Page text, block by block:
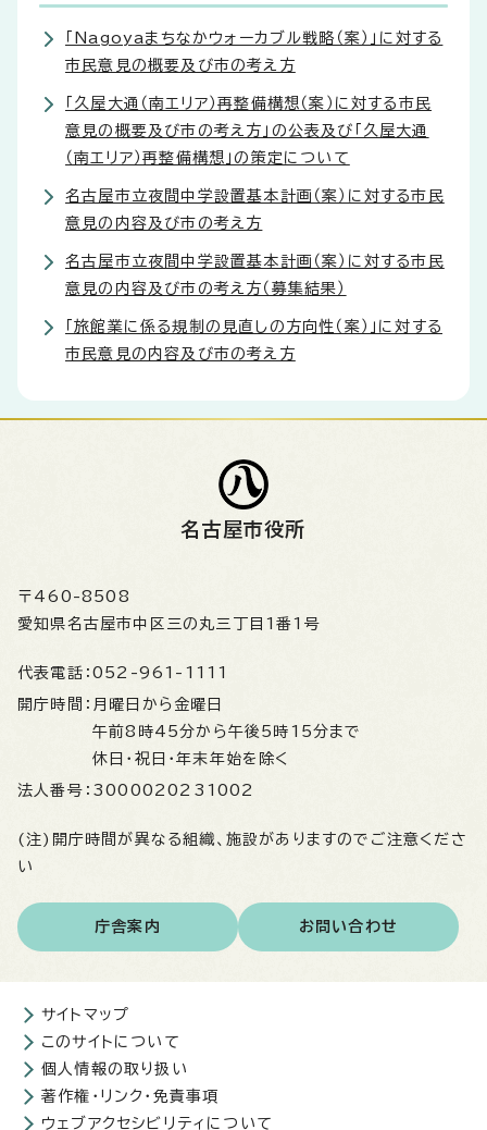
「Nagoyaまちなかウォーカブル戦略（案）」に対する
市民意見の概要及び市の考え方
「久屋大通（南エリア）再整備構想（案）に対する市民
意見の概要及び市の考え方」の公表及び「久屋大通
（南エリア）再整備構想」の策定について
名古屋市立夜間中学設置基本計画（案）に対する市民
意見の内容及び市の考え方
名古屋市立夜間中学設置基本計画（案）に対する市民
意見の内容及び市の考え方（募集結果）
「旅館業に係る規制の見直しの方向性（案）」に対する
市民意見の内容及び市の考え方
名古屋市役所
〒460-8508
愛知県名古屋市中区三の丸三丁目1番1号
代表電話： 052-961-1111
開庁時間： 月曜日から金曜日
午前8時45分から午後5時15分まで
休日・祝日・年末年始を除く
法人番号： 3000020231002
(注)開庁時間が異なる組織、施設がありますのでご注意くださ
い
庁舎案内 お問い合わせ
サイトマップ
このサイトについて
個人情報の取り扱い
著作権・リンク・免責事項
ウェブアクセシビリティについて